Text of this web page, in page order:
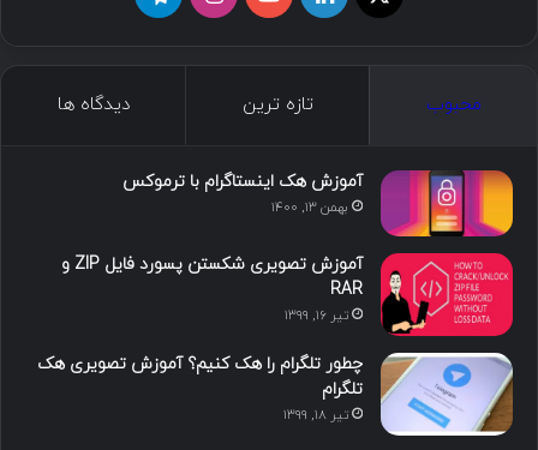
محبوب تازه ترین دیدگاه ها
آموزش هک اینستاگرام با ترموکس
بهمن ۱۳, ۱۴۰۰
آموزش تصویری شکستن پسورد فایل ZIP و
RAR
تیر ۱۶, ۱۳۹۹
چطور تلگرام را هک کنیم؟ آموزش تصویری هک
تلگرام
تیر ۱۸, ۱۳۹۹